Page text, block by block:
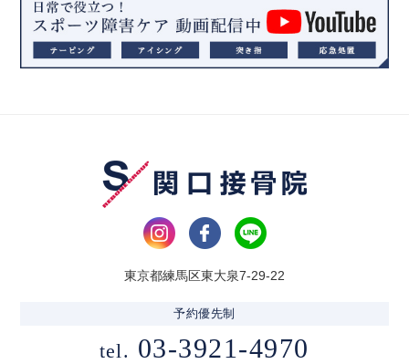
東京都練馬区東大泉7-29-22
tel. 03-3921-4970
予約優先制